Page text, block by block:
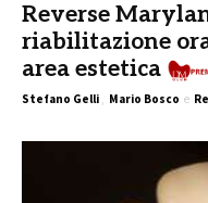
Reverse
riabilitazione
area estetica
Stefano Gelli , Mario Bosco e